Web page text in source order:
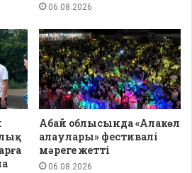
06.08.2026
Абай облысында «Алакөл
алаулары» фестивалі
мәреге жетті
06.08.2026